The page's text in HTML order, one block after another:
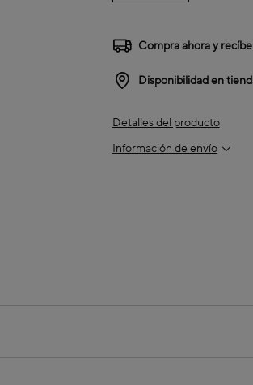
Compra ahora y
Disponibilidad en
Detalles del producto
Información de envío